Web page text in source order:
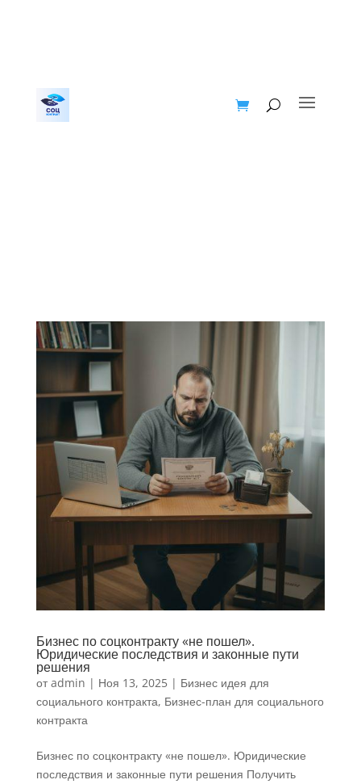
Бизнес по соцконтракту «не пошел».
Юридические последствия и законные пути
решения
отadmin | Ноя 13, 2025| Бизнес идея для
социального контракта, Бизнес-план для социального
контракта
Бизнес по соцконтракту «не пошел». Юридические
последствия и законные пути решения Получить